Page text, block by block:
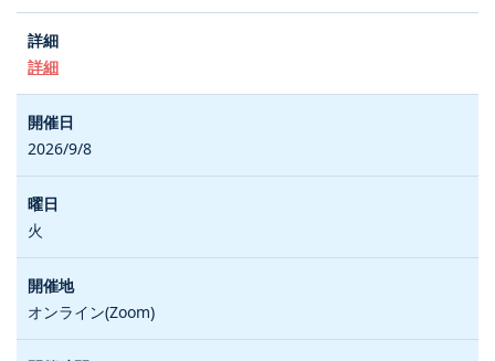
詳細
2026/9/8
火
オンライン(Zoom)